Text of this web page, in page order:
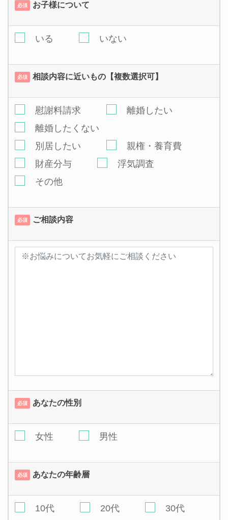
必須 お子様について
いる いない
必須 相談内容に近いもの【複数選択可】
慰謝料請求
離婚したい
離婚したくない
別居したい
親権・養育費
財産分与
浮気調査
その他
必須 ご相談内容
必須 あなたの性別
女性 男性
必須 あなたの年齢層
10代 20代 30代